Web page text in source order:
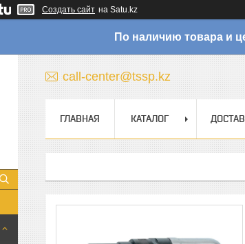
Создать сайт на Satu.kz
По наличию товара и
call-center@tssp.kz
ГЛАВНАЯ КАТАЛОГ